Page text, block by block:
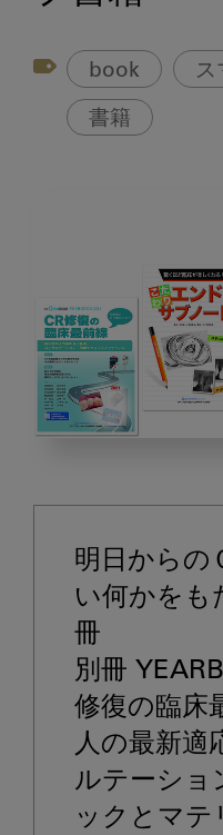
book ス
書籍
3
明日からの
い何かをも
冊
別冊
修復の臨床
人の最新適
ルテーショ
ックとマテ